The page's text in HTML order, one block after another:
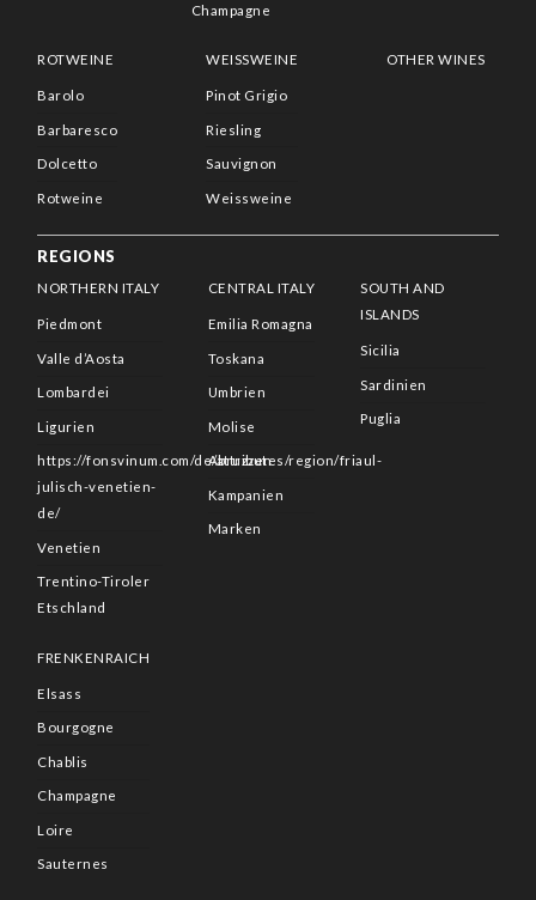
Champagne
ROTWEINE
Barolo
Barbaresco
Dolcetto
Rotweine
WEISSWEINE
Pinot Grigio
Riesling
Sauvignon
Weissweine
OTHER WINES
REGIONS
NORTHERN ITALY
Piedmont
Valle d’Aosta
Lombardei
Ligurien
https://fonsvinum.com/de/attributes/region/friaul-
julisch-venetien-
de/
Venetien
Trentino-Tiroler
Etschland
CENTRAL ITALY
Emilia Romagna
Toskana
Umbrien
Molise
Abruzzen
Kampanien
Marken
SOUTH AND
ISLANDS
Sicilia
Sardinien
Puglia
FRENKENRAICH
Elsass
Bourgogne
Chablis
Champagne
Loire
Sauternes